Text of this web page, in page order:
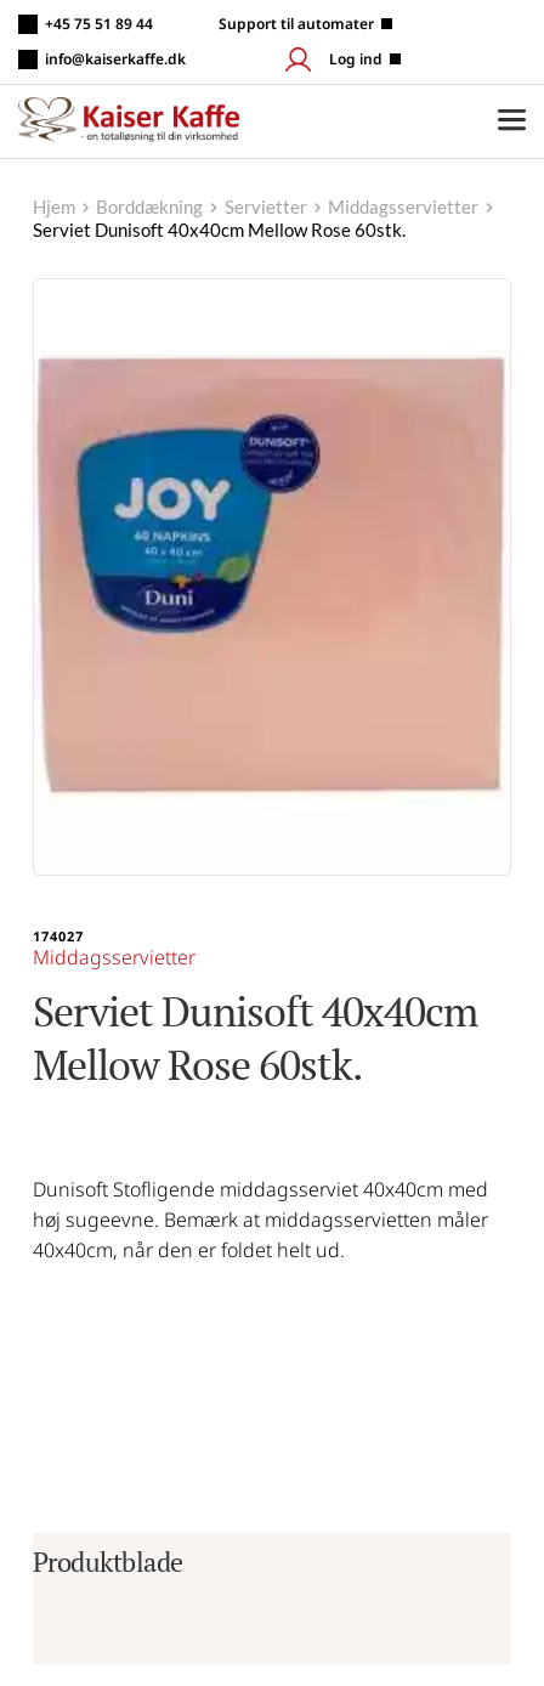
indhold
+45 75 51 89 44
info@kaiserkaffe.dk
Support til automater
Log ind
Hjem Borddækning Servietter
Middagsservietter
Serviet Dunisoft 40x40cm Mellow Rose 60stk.
174027
Middagsservietter
Serviet Dunisoft 40x40cm
Mellow Rose 60stk.
Dunisoft Stofligende middagsserviet 40x40cm med
høj sugeevne. Bemærk at middagsservietten måler
40x40cm, når den er foldet helt ud.
Produktblade